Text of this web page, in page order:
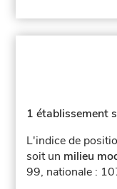
1 établissement
L'indice de
soit un milieu
99, nationale :